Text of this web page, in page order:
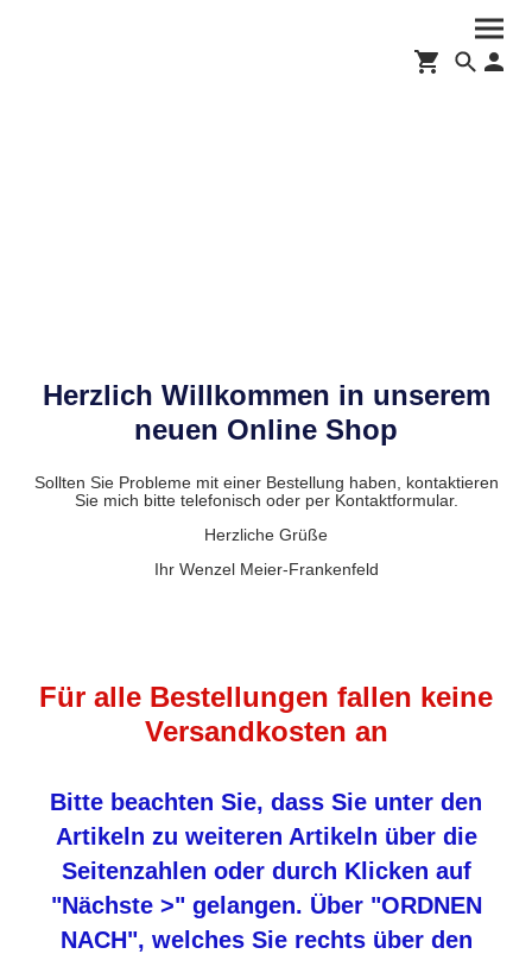
Herzlich Willkommen in unserem
neuen Online Shop
Sollten Sie Probleme mit einer Bestellung haben, kontaktieren
Sie mich bitte telefonisch oder per Kontaktformular.
Herzliche Grüße
Ihr Wenzel Meier-Frankenfeld
Für alle Bestellungen fallen keine
Versandkosten an
Bitte beachten Sie, dass Sie unter den
Artikeln zu weiteren Artikeln über die
Seitenzahlen oder durch Klicken auf
"Nächste >" gelangen. Über "ORDNEN
NACH", welches Sie rechts über den